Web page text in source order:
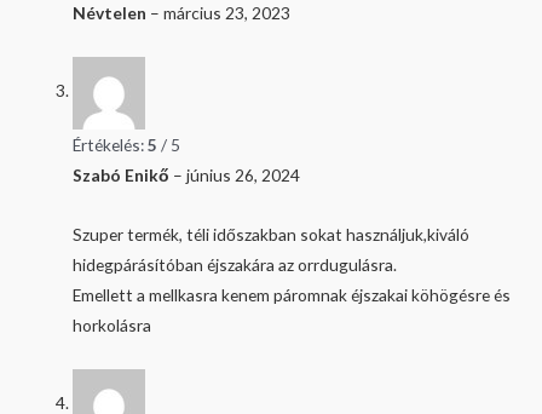
Névtelen – március 23, 2023
Értékelés:5 / 5
Szabó Enikő – június 26, 2024
Szuper termék, téli időszakban sokat használjuk,kiváló
hidegpárásítóban éjszakára az orrdugulásra.
Emellett a mellkasra kenem páromnak éjszakai köhögésre és
horkolásra